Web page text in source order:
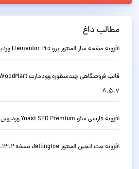
مطالب داغ
افزونه صفحه ساز المنتور پرو Elementor Pro وردپرس نسخه 4.2.1
8.5.7
افزونه فارسی سئو Yoast SEO Premium وردپرس نسخه حرفه ای 28.2
افزونه جت انجین المنتور JetEngine نسخه 3.8.13.2